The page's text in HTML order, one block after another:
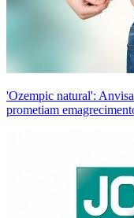
'Ozempic natural':
prometiam